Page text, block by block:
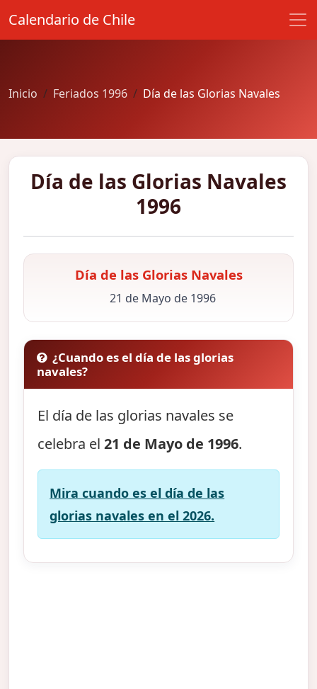
Calendario de Chile
Inicio Feriados 1996 Día de las Glorias Navales
Día de las Glorias Navales
1996
Día de las Glorias Navales
21 de Mayo de 1996
¿Cuando es el día de las glorias
navales?
El día de las glorias navales se
celebra el21 de Mayo de 1996.
Mira cuando es el día de las
glorias navales en el 2026.